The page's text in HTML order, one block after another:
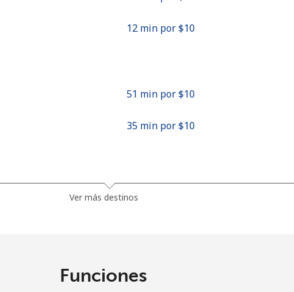
12 min por ⁦$10⁩
51 min por ⁦$10⁩
35 min por ⁦$10⁩
Ver más destinos
Funciones